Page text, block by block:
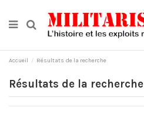
Accueil Résultats de la recherche
Résultats de la recherche